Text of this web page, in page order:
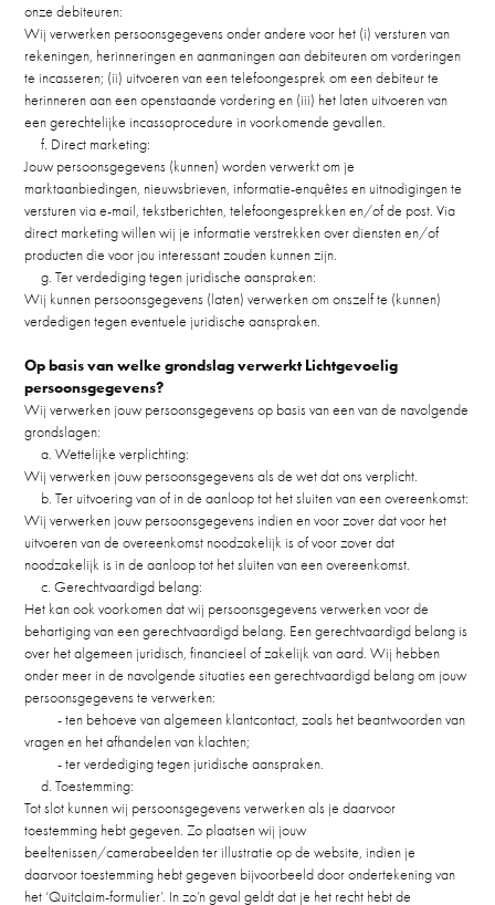
onze debiteuren:
Wij verwerken persoonsgegevens onder andere voor het (i) versturen van
rekeningen, herinneringen en aanmaningen aan debiteuren om vorderingen
te incasseren; (ii) uitvoeren van een telefoongesprek om een debiteur te
herinneren aan een openstaande vordering en (iii) het laten uitvoeren van
een gerechtelijke incassoprocedure in voorkomende gevallen.
f. Direct marketing:
Jouw persoonsgegevens (kunnen) worden verwerkt om je
marktaanbiedingen, nieuwsbrieven, informatie-enquêtes en uitnodigingen te
versturen via e-mail, tekstberichten, telefoongesprekken en/of de post. Via
direct marketing willen wij je informatie verstrekken over diensten en/of
producten die voor jou interessant zouden kunnen zijn.
g. Ter verdediging tegen juridische aanspraken:
Wij kunnen persoonsgegevens (laten) verwerken om onszelf te (kunnen)
verdedigen tegen eventuele juridische aanspraken.
Op basis van welke grondslag verwerkt Lichtgevoelig
persoonsgegevens?
Wij verwerken jouw persoonsgegevens op basis van een van de navolgende
grondslagen:
a. Wettelijke verplichting:
Wij verwerken jouw persoonsgegevens als de wet dat ons verplicht.
b. Ter uitvoering van of in de aanloop tot het sluiten van een overeenkomst:
Wij verwerken jouw persoonsgegevens indien en voor zover dat voor het
uitvoeren van de overeenkomst noodzakelijk is of voor zover dat
noodzakelijk is in de aanloop tot het sluiten van een overeenkomst.
c. Gerechtvaardigd belang:
Het kan ook voorkomen dat wij persoonsgegevens verwerken voor de
behartiging van een gerechtvaardigd belang. Een gerechtvaardigd belang is
over het algemeen juridisch, financieel of zakelijk van aard. Wij hebben
onder meer in de navolgende situaties een gerechtvaardigd belang om jouw
persoonsgegevens te verwerken:
- ten behoeve van algemeen klantcontact, zoals het beantwoorden van
vragen en het afhandelen van klachten;
- ter verdediging tegen juridische aanspraken.
d. Toestemming:
Tot slot kunnen wij persoonsgegevens verwerken als je daarvoor
toestemming hebt gegeven. Zo plaatsen wij jouw
beeltenissen/camerabeelden ter illustratie op de website, indien je
daarvoor toestemming hebt gegeven bijvoorbeeld door ondertekening van
het ‘Quitclaim-formulier’. In zo’n geval geldt dat je het recht hebt de